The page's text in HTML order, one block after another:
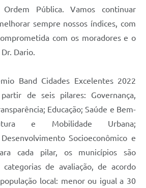
Ordem Pública. Vamos continuar
sempre nossos índices, com
com os moradores e o
Dario.
Band Cidades Excelentes 2022
de seis pilares: Governança,
Educação; Saúde e Bem-
e Mobilidade Urbana;
Socioeconômico e
cada pilar, os municípios são
de avaliação, de acordo
local: menor ou igual a 30